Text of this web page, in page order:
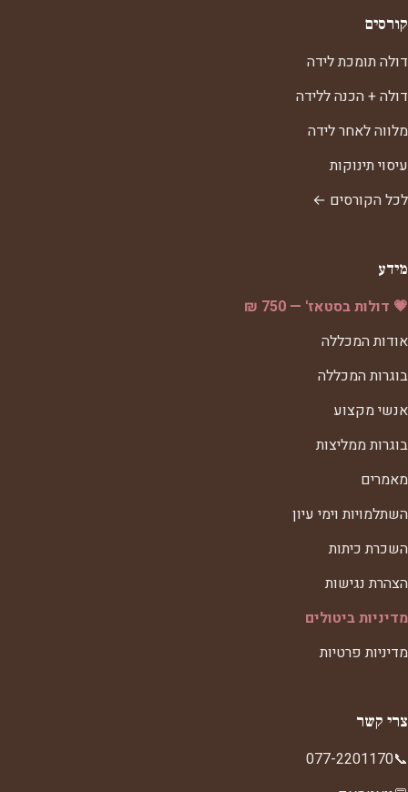
קורסים
דולה תומכת לידה
דולה + הכנה ללידה
מלווה לאחר לידה
עיסוי תינוקות
לכל הקורסים ←
מידע
💗 דולות בסטאז' — 750 ₪
אודות המכללה
בוגרות המכללה
אנשי מקצוע
בוגרות ממליצות
מאמרים
השתלמויות וימי עיון
השכרת כיתות
הצהרת נגישות
מדיניות ביטולים
מדיניות פרטיות
צרי קשר
📞
077-2201170